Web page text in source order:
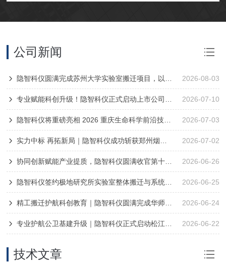
公司新闻
隐智科仪圆满完成苏州大学实验室搬迁项目，以专业服务保障科研设备安全迁移 2026-08-03
专业赋能科创升级！隐智科仪正式启动上市公司开能环保实验室整体搬迁项目 2026-07-10
隐智科仪将重磅亮相 2026 重庆生命科学前沿技术研讨会 2026-07-03
实力中标 再拓新局｜隐智科仪成功斩获郑州烟草局实验室搬迁项目 2026-07-02
协同创新赋能产业提质，隐智科仪圆满收官第十三届京津冀生物医药产业大会 2026-06-26
隐智科仪签约极地研究所实验室整体搬迁与系统升级工程项目 2026-06-25
精工搬迁护航科创教育｜隐智科仪圆满完成华师大二附中实验室整体搬迁项目 2026-06-24
专业护航公卫基建升级｜隐智科仪正式启动松江区疾控中心实验室整体搬迁项目 2026-06-22
技术文章